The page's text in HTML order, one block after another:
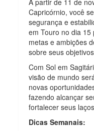
Capricórnio, você
segurança e
em Touro no dia
metas e ambições
sobre seus
Com Sol em
visão de mundo
novas
fazendo alcançar
fortalecer seus
Dicas Semanais: